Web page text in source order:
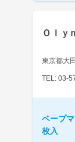
Ｏｌｙ
東京都大
TEL: 03-
ベープ
枚入